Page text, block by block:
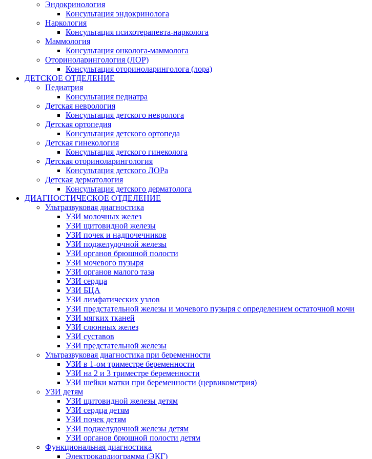
Эндокринология
Консультация эндокринолога
Наркология
Консультация психотерапевта-нарколога
Маммология
Консультация онколога-маммолога
Оториноларингология (ЛОР)
Консультация оториноларинголога (лора)
ДЕТСКОЕ ОТДЕЛЕНИЕ
Педиатрия
Консультация педиатра
Детская неврология
Консультация детского невролога
Детская ортопедия
Консультация детского ортопеда
Детская гинекология
Консультация детского гинеколога
Детская оториноларингология
Консультация детского ЛОРа
Детская дерматология
Консультация детского дерматолога
ДИАГНОСТИЧЕСКОЕ ОТДЕЛЕНИЕ
Ультразвуковая диагностика
УЗИ молочных желез
УЗИ щитовидной железы
УЗИ почек и надпочечников
УЗИ поджелудочной железы
УЗИ органов брюшной полости
УЗИ мочевого пузыря
УЗИ органов малого таза
УЗИ сердца
УЗИ БЦА
УЗИ лимфатических узлов
УЗИ предстательной железы и мочевого пузыря с определением остаточной мочи
УЗИ мягких тканей
УЗИ слюнных желез
УЗИ суставов
УЗИ предстательной железы
Ультразвуковая диагностика при беременности
УЗИ в 1-ом триместре беременности
УЗИ на 2 и 3 триместре беременности
УЗИ шейки матки при беременности (цервикометрия)
УЗИ детям
УЗИ щитовидной железы детям
УЗИ сердца детям
УЗИ почек детям
УЗИ поджелудочной железы детям
УЗИ органов брюшной полости детям
Функциональная диагностика
Электрокардиограмма (ЭКГ)